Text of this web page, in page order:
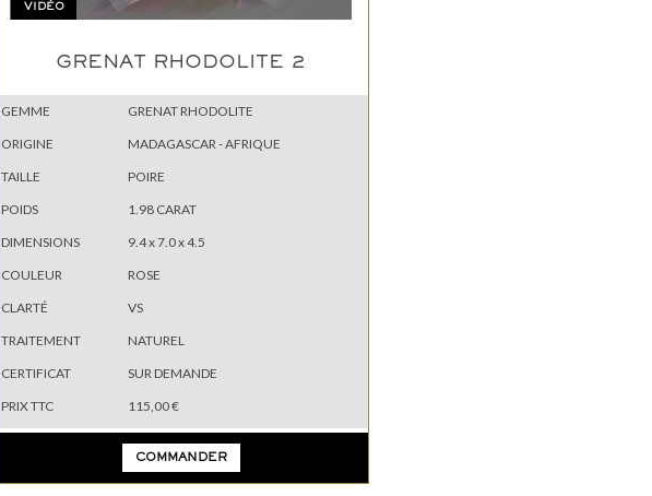
VIDÉO
GRENAT RHODOLITE 2
GEMME
GRENAT RHODOLITE
ORIGINE
MADAGASCAR - AFRIQUE
TAILLE
POIRE
POIDS
1.98 CARAT
DIMENSIONS
9.4 x 7.0 x 4.5
COULEUR
ROSE
CLARTÉ
VS
TRAITEMENT
NATUREL
CERTIFICAT
SUR DEMANDE
PRIX TTC
115,00 €
COMMANDER